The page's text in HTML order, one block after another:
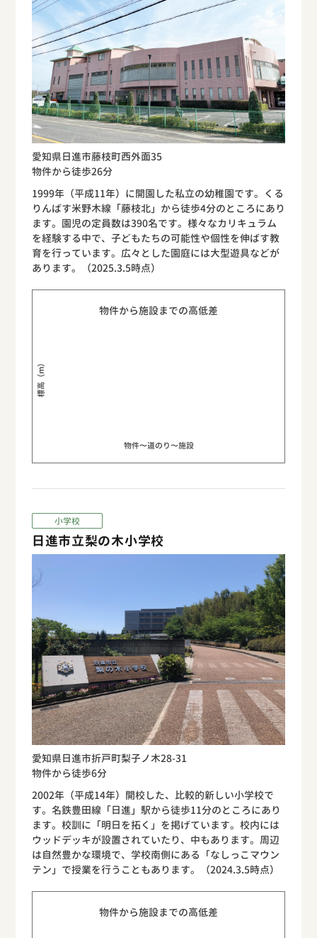
愛知県日進市藤枝町西外面35
物件から徒歩26分
1999年（平成11年）に開園した私立の幼稚園です。くる
りんばす米野木線「藤枝北」から徒歩4分のところにあり
ます。園児の定員数は390名です。様々なカリキュラム
を経験する中で、子どもたちの可能性や個性を伸ばす教
育を行っています。広々とした園庭には大型遊具などが
あります。（2025.3.5時点）
物件から施設までの高低差
標高（m）
物件〜道のり〜施設
小学校
日進市立梨の木小学校
愛知県日進市折戸町梨子ノ木28-31
物件から徒歩6分
2002年（平成14年）開校した、比較的新しい小学校で
す。名鉄豊田線「日進」駅から徒歩11分のところにあり
ます。校訓に「明日を拓く」を掲げています。校内には
ウッドデッキが設置されていたり、中もあります。周辺
は自然豊かな環境で、学校南側にある「なしっこマウン
テン」で授業を行うこともあります。（2024.3.5時点）
物件から施設までの高低差